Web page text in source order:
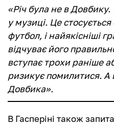
«Річ була не в Довбику.
у музиці. Це
футбол, і найякісніші
відчуває його
вступає трохи раніше
ризикує помилитися. А
Довбика».
В Гасперіні також